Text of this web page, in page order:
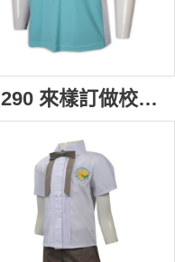
SU290 來樣訂做校服 高領 V領 工作服 拼色 袖口拼色 神召會康樂中學 校服生產商